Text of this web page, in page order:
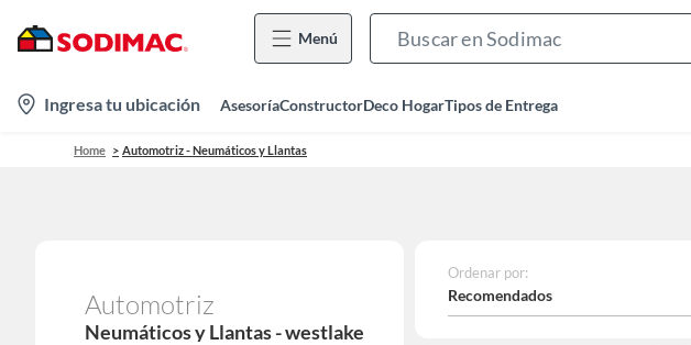
Menú
location-
icon
Ingresa tu ubicación AsesoríaConstructorDeco HogarTipos de Entrega
Home Automotriz - Neumáticos y Llantas
Automotriz
Neumáticos y Llantas - westlake
Ordenar por:
Recomendados